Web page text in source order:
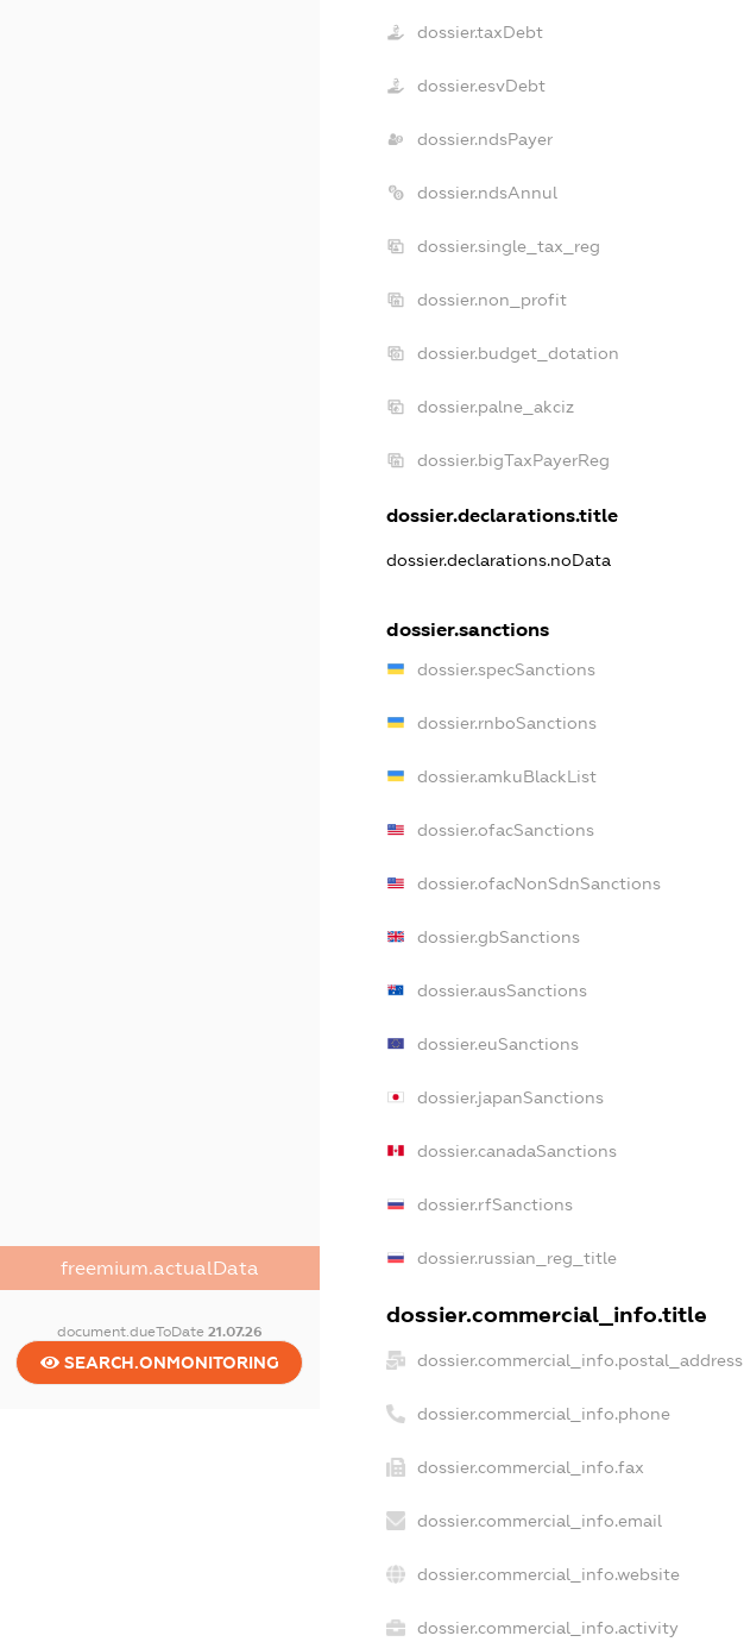
freemium.actualData
document.dueToDate 21.07.26
SEARCH.ONMONITORING
dossier.taxDebt
dossier.esvDebt
dossier.ndsPayer
dossier.ndsAnnul
dossier.single_tax_reg
dossier.non_profit
dossier.budget_dotation
dossier.palne_akciz
dossier.bigTaxPayerReg
dossier.declarations.title
dossier.declarations.noData
dossier.sanctions
dossier.specSanctions
dossier.rnboSanctions
dossier.amkuBlackList
dossier.ofacSanctions
dossier.ofacNonSdnSanctions
dossier.gbSanctions
dossier.ausSanctions
dossier.euSanctions
dossier.japanSanctions
dossier.canadaSanctions
dossier.rfSanctions
dossier.russian_reg_title
dossier.commercial_info.title
dossier.commercial_info.postal_address
dossier.commercial_info.phone
dossier.commercial_info.fax
dossier.commercial_info.email
dossier.commercial_info.website
dossier.commercial_info.activity